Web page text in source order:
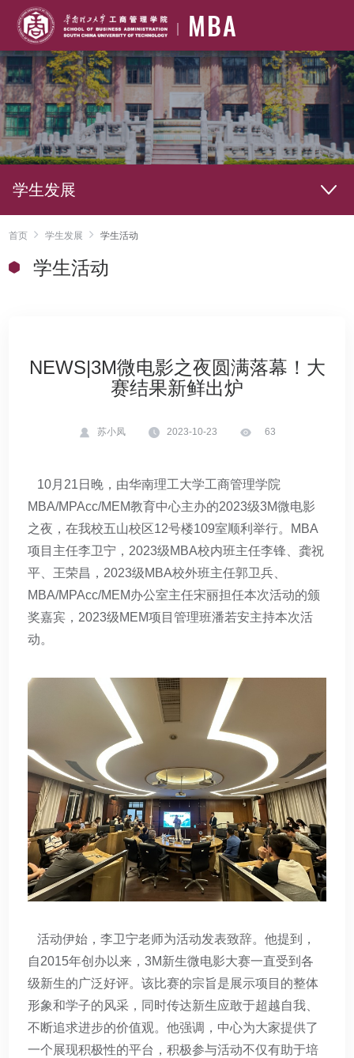
MBA
学生发展
首页 学生发展 学生活动
学生活动
NEWS|3M微电影之夜圆满落幕！大
赛结果新鲜出炉
苏小凤 2023-10-23 63
10月21日晚，由华南理工大学工商管理学院
MBA/MPAcc/MEM教育中心主办的2023级3M微电影
之夜，在我校五山校区12号楼109室顺利举行。MBA
项目主任李卫宁，2023级MBA校内班主任李锋、龚祝
平、王荣昌，2023级MBA校外班主任郭卫兵、
MBA/MPAcc/MEM办公室主任宋丽担任本次活动的颁
奖嘉宾，2023级MEM项目管理班潘若安主持本次活
动。
活动伊始，李卫宁老师为活动发表致辞。他提到，
自2015年创办以来，3M新生微电影大赛一直受到各
级新生的广泛好评。该比赛的宗旨是展示项目的整体
形象和学子的风采，同时传达新生应敢于超越自我、
不断追求进步的价值观。他强调，中心为大家提供了
一个展现积极性的平台，积极参与活动不仅有助于培